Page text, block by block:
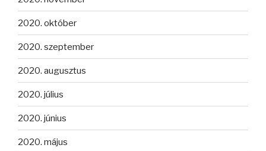
2020. október
2020. szeptember
2020. augusztus
2020. július
2020. június
2020. május